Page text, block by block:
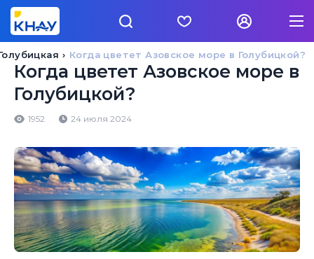
Когда цветет Азовское море в Голубицкой?
Когда цветет Азовское море в
Голубицкой?
1952 24 июля 2024